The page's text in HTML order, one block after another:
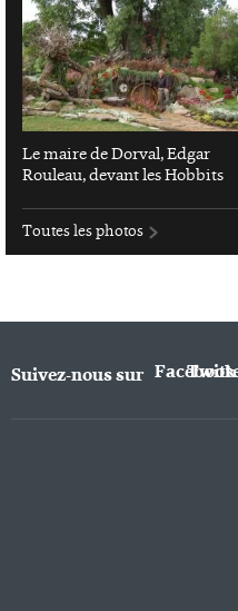
Le maire de Dorval, Edgar
Rouleau, devant les Hobbits
Toutes les photos
Suivez-nous sur Facebook